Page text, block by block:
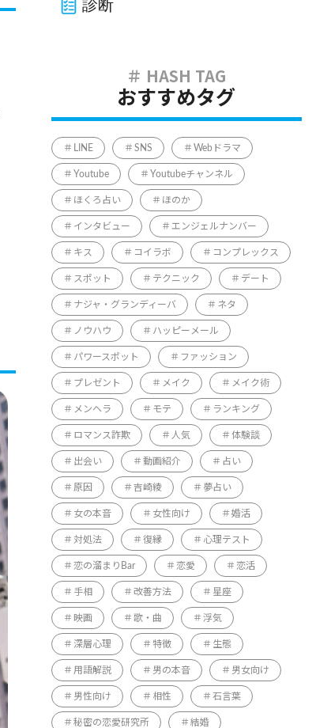
診断
おすすめタグ
LINE SNS Webドラマ
Youtube Youtubeチャンネル
ほくろ占い ほのか
インタビュー エンジェルナンバー
キス コイラボ コンプレックス
スポット テクニック デート
ナジャ・グランディーバ ネタ
ノウハウ ハッピーメール
パワースポット ファッション
プレゼント メイク メイク術
メンヘラ モテ ランキング
ロマンス詐欺 人気 体験談
出会い 動画紹介 占い
原因 吉崎綾 夢占い
女の本音 女性向け 婚活
対処法 復縁 心理テスト
恋の溜まりBar 恋愛 恋活
手相 改善方法 星座
映画 歌・曲 浮気
深層心理 特徴 生態
用語解説 男の本音 男女向け
男性向け 相性 石言葉
秘密の恋愛研究所 結婚